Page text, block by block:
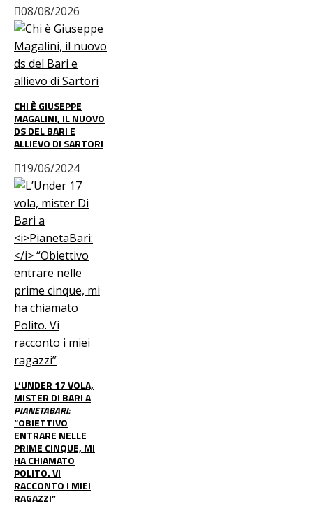
08/08/2026
CHI È GIUSEPPE
MAGALINI, IL NUOVO
DS DEL BARI E
ALLIEVO DI SARTORI
19/06/2024
L’UNDER 17 VOLA,
MISTER DI BARI A
PIANETABARI:
“OBIETTIVO
ENTRARE NELLE
PRIME CINQUE, MI
HA CHIAMATO
POLITO. VI
RACCONTO I MIEI
RAGAZZI”